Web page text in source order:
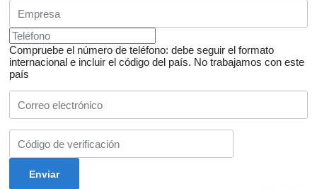
Compruebe el número de teléfono: debe seguir el formato
internacional e incluir el código del país. No trabajamos con este
país